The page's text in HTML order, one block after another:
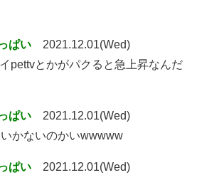
ぱい
2021.12.01(Wed)
pettvとかがパクると急上昇なんだ
ぱい
2021.12.01(Wed)
かないのかいwwwww
ぱい
2021.12.01(Wed)